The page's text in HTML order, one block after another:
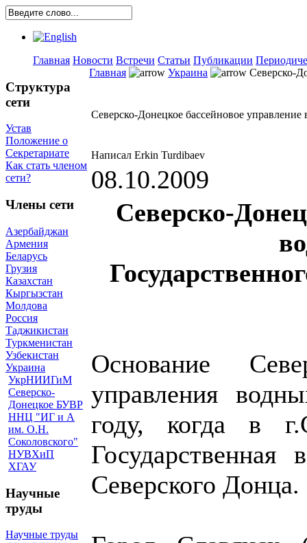
Главная Новости Встречи Статьи Публикации
Структура
сети
Устав
Положение о
Секретариате
Как стать членом
сети?
Члены сети
Азербайджан
Армения
Беларусь
Грузия
Казахстан
Кыргызстан
Молдова
Россия
Таджикистан
Туркменистан
Узбекистан
Украина
УкрНИИГиМ
Северско-
Донецкое БУВР
ННЦ "ИГ и А
им. О.Н.
Соколовского"
НУВХиП
ХГАУ
Научные
труды
Научные труды
Главная Украина Северско-
Северско-Донецкое бассейновое управление
Написал Erkin Turdibaev
08.10.2009
Северско-
Основание
управления
году, когда в
Государственная
Северского Донца.